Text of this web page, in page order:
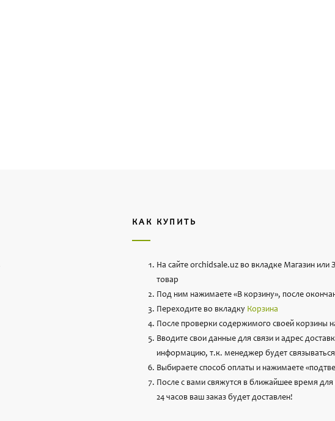
КАК КУПИТЬ
На сайте orchidsale.uz во вкладке Магазин или
товар
Под ним нажимаете «В корзину», после
Переходите во вкладку Корзина
После проверки содержимого своей корзины
Вводите свои данные для связи и адрес
информацию, т.к. менеджер будет
Выбираете способ оплаты и нажимаете
После с вами свяжутся в ближайшее время
24 часов ваш заказ будет доставлен!